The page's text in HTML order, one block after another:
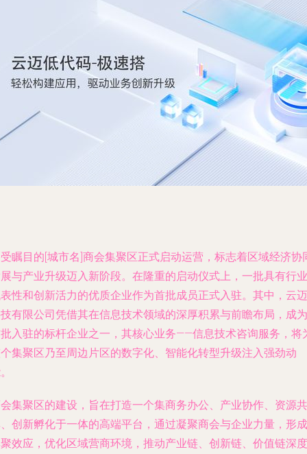
瞩目的[城市名]商会集聚区正式启动运营，标志着区域经济协
与产业升级迈入新阶段。在隆重的启动仪式上，一批具有行业
性和创新活力的优质企业作为首批成员正式入驻。其中，云迈
有限公司凭借其在信息技术领域的深厚积累与前瞻布局，成为
入驻的标杆企业之一，其核心业务——信息技术咨询服务，将
集聚区乃至周边片区的数字化、智能化转型升级注入强劲动
集聚区的建设，旨在打造一个集商务办公、产业协作、资源共
创新孵化于一体的高端平台，通过凝聚商会与企业力量，形成
效应，优化区域营商环境，推动产业链、创新链、价值链深度